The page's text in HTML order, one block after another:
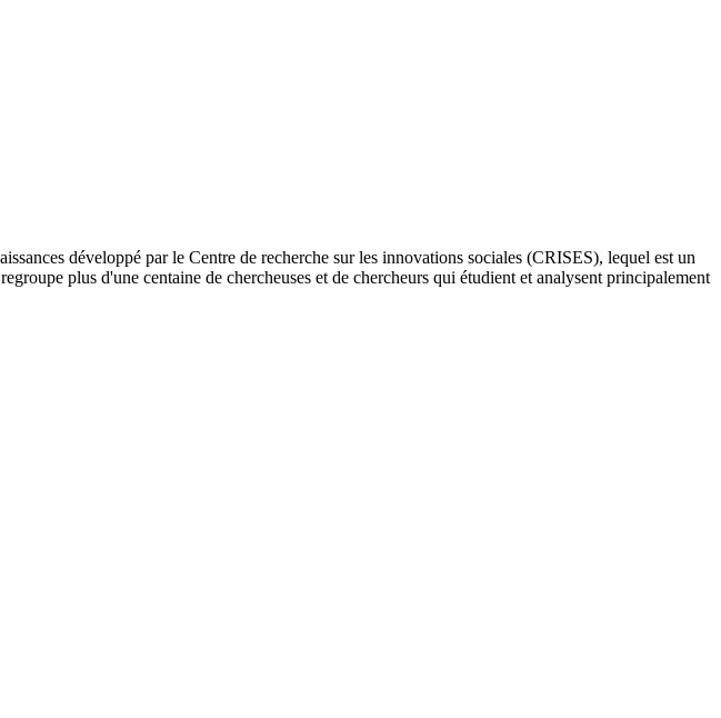
développé par le Centre de recherche sur les innovations sociales (CRISES), lequel est un
plus d'une centaine de chercheuses et de chercheurs qui étudient et analysent principalement